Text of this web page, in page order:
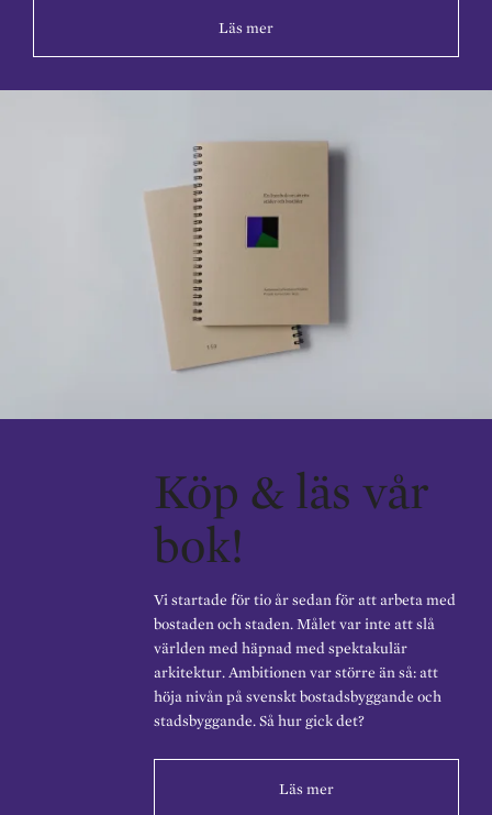
Läs mer
Köp & läs vår
bok!
Vi startade för tio år sedan för att arbeta med
bostaden och staden. Målet var inte att slå
världen med häpnad med spektakulär
arkitektur. Ambitionen var större än så: att
höja nivån på svenskt bostadsbyggande och
stadsbyggande. Så hur gick det?
Läs mer